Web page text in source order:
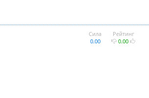
Рейтинг
0.00
Сила
0.00